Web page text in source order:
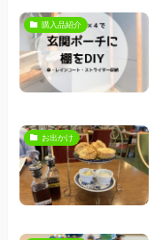
購入品紹介
お出かけ